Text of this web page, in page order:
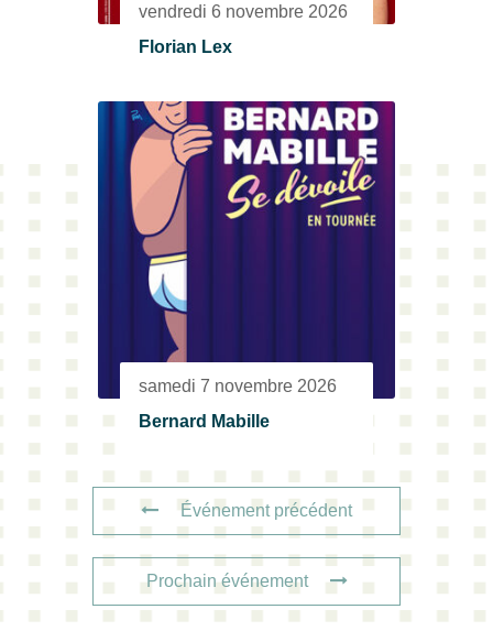
vendredi 6 novembre 2026
Florian Lex
samedi 7 novembre 2026
Bernard Mabille
Événement précédent
Prochain événement